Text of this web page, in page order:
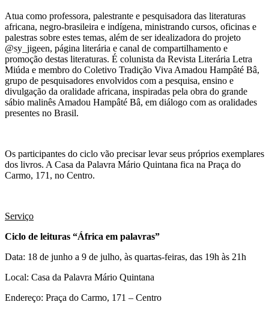
Atua como professora, palestrante e pesquisadora das literaturas
africana, negro-brasileira e indígena, ministrando cursos, oficinas e
palestras sobre estes temas, além de ser idealizadora do projeto
@sy_jigeen, página literária e canal de compartilhamento e
promoção destas literaturas. É colunista da Revista Literária Letra
Miúda e membro do Coletivo Tradição Viva Amadou Hampâté Bâ,
grupo de pesquisadores envolvidos com a pesquisa, ensino e
divulgação da oralidade africana, inspiradas pela obra do grande
sábio malinês Amadou Hampâté Bâ, em diálogo com as oralidades
presentes no Brasil.
Os participantes do ciclo vão precisar levar seus próprios exemplares
dos livros. A Casa da Palavra Mário Quintana fica na Praça do
Carmo, 171, no Centro.
Serviço
Ciclo de leituras “África em palavras”
Data: 18 de junho a 9 de julho, às quartas-feiras, das 19h às 21h
Local: Casa da Palavra Mário Quintana
Endereço: Praça do Carmo, 171 – Centro